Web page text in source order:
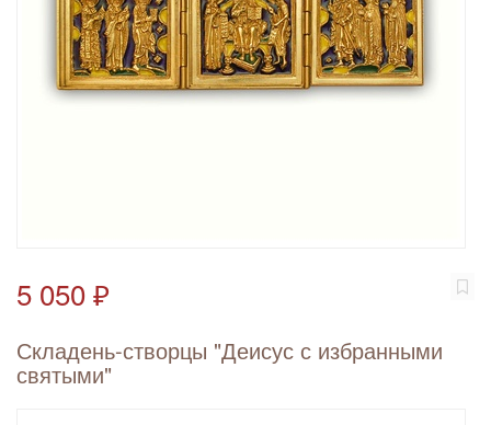
5 050 ₽
Складень-створцы "Деисус с избранными
святыми"